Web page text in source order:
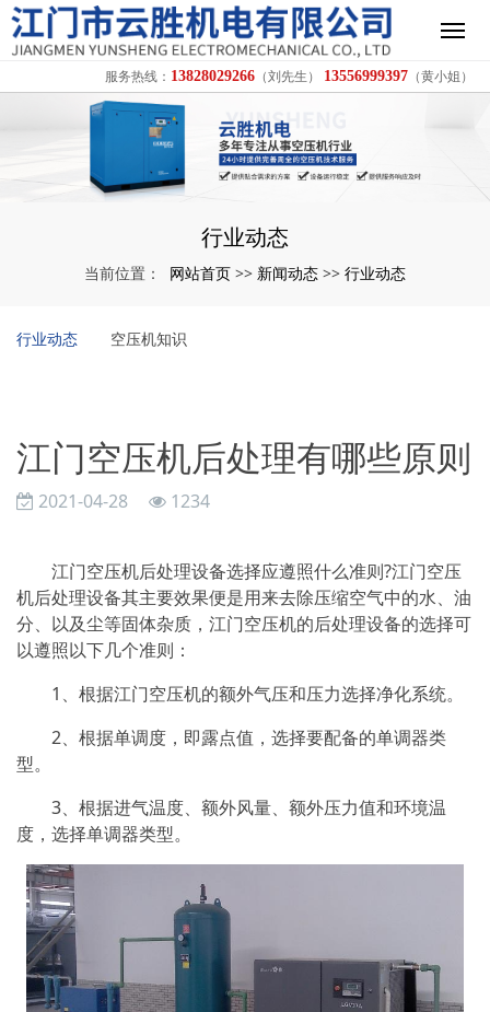
服务热线： 13828029266 （刘先生） 13556999397 （黄小姐）
行业动态
当前位置： 网站首页 >> 新闻动态 >> 行业动态
行业动态 空压机知识
江门空压机后处理有哪些原则
2021-04-28 1234
江门空压机后处理设备选择应遵照什么准则?江门空压
机后处理设备其主要效果便是用来去除压缩空气中的水、油
分、以及尘等固体杂质，江门空压机的后处理设备的选择可
以遵照以下几个准则：
1、根据江门空压机的额外气压和压力选择净化系统。
2、根据单调度，即露点值，选择要配备的单调器类
型。
3、根据进气温度、额外风量、额外压力值和环境温
度，选择单调器类型。